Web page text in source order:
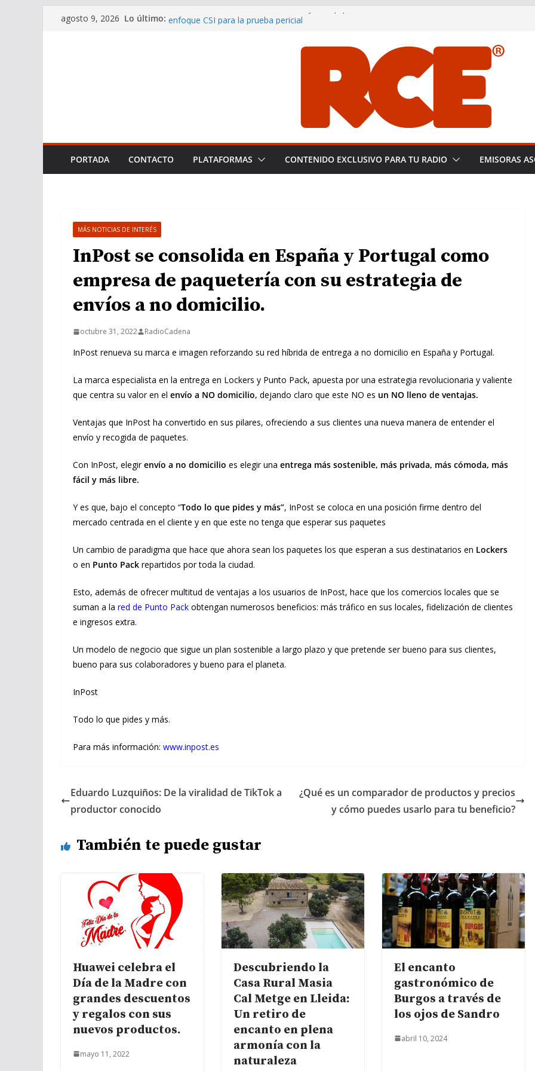
Saltaragosto 9, 2026 Lo último: Carlos Cuadrado Gómez-Serranillos y su equipo en Miami: un
Smooth Jazz Club: Connecting the Global Smooth Jazz
Las 10 mejores playas nudistas de España: Libertad y
Smooth Jazz Club sigue creciendo y consolidándose como
una auténtica referencia del smooth jazz en español.
PORTADA CONTACTO PLATAFORMAS CONTENIDO EXCLUSIVO PARA TU RADIO EMISORAS
MÁS NOTICIAS DE INTERÉS
InPost se consolida en España y Portugal como
empresa de paquetería con su estrategia de
envíos a no domicilio.
octubre 31, 2022 RadioCadena
InPost renueva su marca e imagen reforzando su red híbrida de entrega a no domicilio en España y Portugal.
La marca especialista en la entrega en Lockers y Punto Pack, apuesta por una estrategia revolucionaria y valiente
que centra su valor en el envío a NO domicilio, dejando claro que este NO es un NO lleno de ventajas.
Ventajas que InPost ha convertido en sus pilares, ofreciendo a sus clientes una nueva manera de entender el
envío y recogida de paquetes.
Con InPost, elegirenvío a no domicilio es elegir una entrega más sostenible, más privada, más cómoda, más
fácil y más libre.
Y es que, bajo el concepto “Todo lo que pides y más”, InPost se coloca en una posición firme dentro del
mercado centrada en el cliente y en que este no tenga que esperar sus paquetes
Un cambio de paradigma que hace que ahora sean los paquetes los que esperan a sus destinatarios en Lockers
o en Punto Pack repartidos por toda la ciudad.
Esto, además de ofrecer multitud de ventajas a los usuarios de InPost, hace que los comercios locales que se
suman a la red de Punto Pack obtengan numerosos beneficios: más tráfico en sus locales, fidelización de clientes
e ingresos extra.
Un modelo de negocio que sigue un plan sostenible a largo plazo y que pretende ser bueno para sus clientes,
bueno para sus colaboradores y bueno para el planeta.
InPost
Todo lo que pides y más.
Para más información: www.inpost.es
Eduardo Luzquiños: De la viralidad de TikTok a
productor conocido
¿Qué es un comparador de productos y precios
y cómo puedes usarlo para tu beneficio?
También te puede gustar
Huawei celebra el
Día de la Madre con
grandes descuentos
y regalos con sus
nuevos productos.
mayo 11, 2022
Descubriendo la
Casa Rural Masia
Cal Metge en Lleida:
Un retiro de
encanto en plena
armonía con la
naturaleza
El encanto
gastronómico de
Burgos a través de
los ojos de Sandro
abril 10, 2024